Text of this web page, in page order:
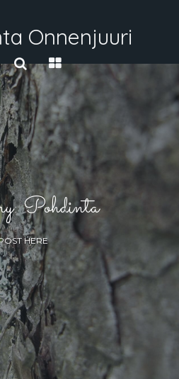
Onnenjuuri
Pohdinta
HERE